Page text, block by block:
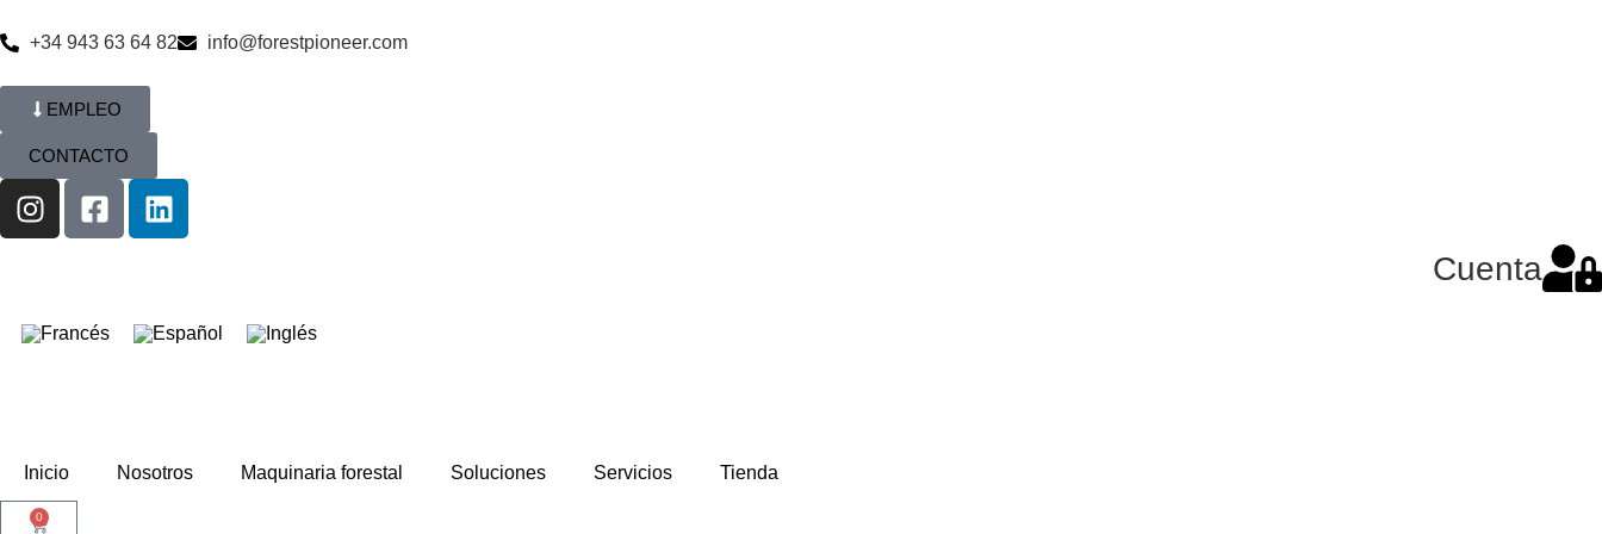
+34 943 63 64 82 info@forestpioneer.com
EMPLEO
CONTACTO
Cuenta
Inicio Nosotros Maquinaria forestal Soluciones Servicios Tienda
0